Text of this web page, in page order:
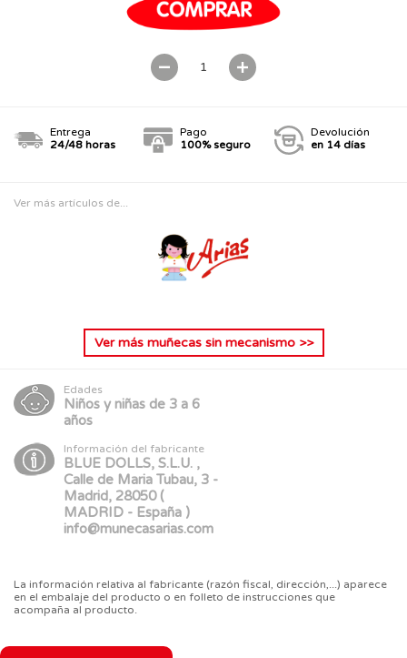
Entrega
24/48 horas
Pago
100% seguro
Devolución
en 14 días
Ver más artículos de...
Ver más muñecas sin mecanismo>>
Edades
Niños y niñas de 3 a 6
años
Información del fabricante
BLUE DOLLS, S.L.U. ,
Calle de Maria Tubau, 3 -
Madrid, 28050 (
MADRID - España )
info@munecasarias.com
La información relativa al fabricante (razón fiscal, dirección,...) aparece
en el embalaje del producto o en folleto de instrucciones que
acompaña al producto.